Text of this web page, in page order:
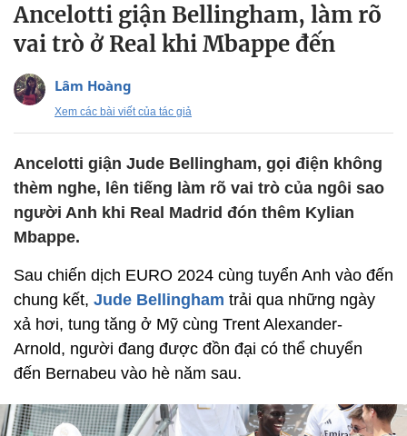
Ancelotti giận Bellingham, làm rõ
vai trò ở Real khi Mbappe đến
Lâm Hoàng
Xem các bài viết của tác giả
Ancelotti giận Jude Bellingham, gọi điện không
thèm nghe, lên tiếng làm rõ vai trò của ngôi sao
người Anh khi Real Madrid đón thêm Kylian
Mbappe.
Sau chiến dịch EURO 2024 cùng tuyển Anh vào đến
chung kết, Jude Bellingham trải qua những ngày
xả hơi, tung tăng ở Mỹ cùng Trent Alexander-
Arnold, người đang được đồn đại có thể chuyển
đến Bernabeu vào hè năm sau.